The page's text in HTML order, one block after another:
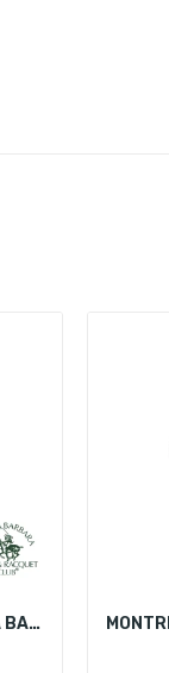
MONTRE HOMME SANTA BARBARA POLO SB.1.10213-4